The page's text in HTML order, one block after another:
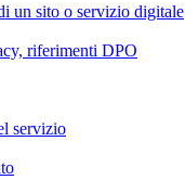
un sito o servizio digitale
riferimenti DPO
servizio